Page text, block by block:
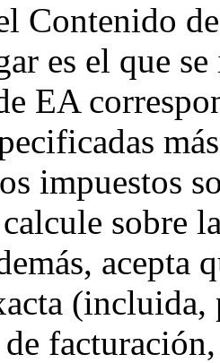
Contenido
es el que
EA
impuestos
sobre
acepta